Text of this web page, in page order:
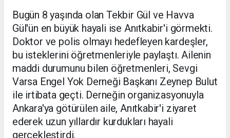
Bugün 8 yaşında olan Tekbir Gül ve Havva
Gül'ün en büyük hayali ise Anıtkabir'i görmekti.
Doktor ve polis olmayı hedefleyen kardeşler,
bu isteklerini öğretmenleriyle paylaştı. Ailenin
maddi durumunu bilen öğretmenleri, Sevgi
Varsa Engel Yok Derneği Başkanı Zeynep Bulut
ile irtibata geçti. Derneğin organizasyonuyla
Ankara'ya götürülen aile, Anıtkabir'i ziyaret
ederek uzun yıllardır kurdukları hayali
gerçekleştirdi.